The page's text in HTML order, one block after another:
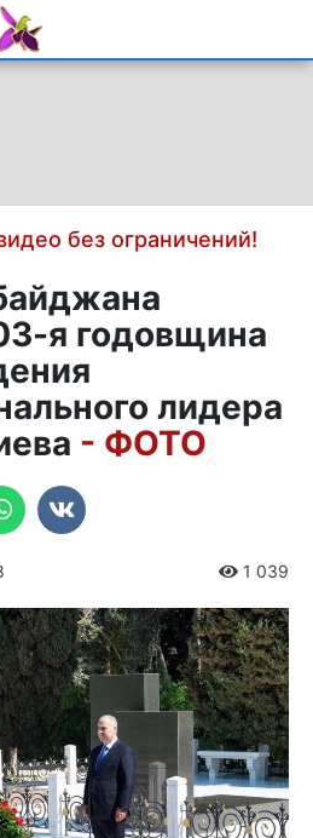
без ограничений!
я годовщина
лидера
- ФОТО
1 039